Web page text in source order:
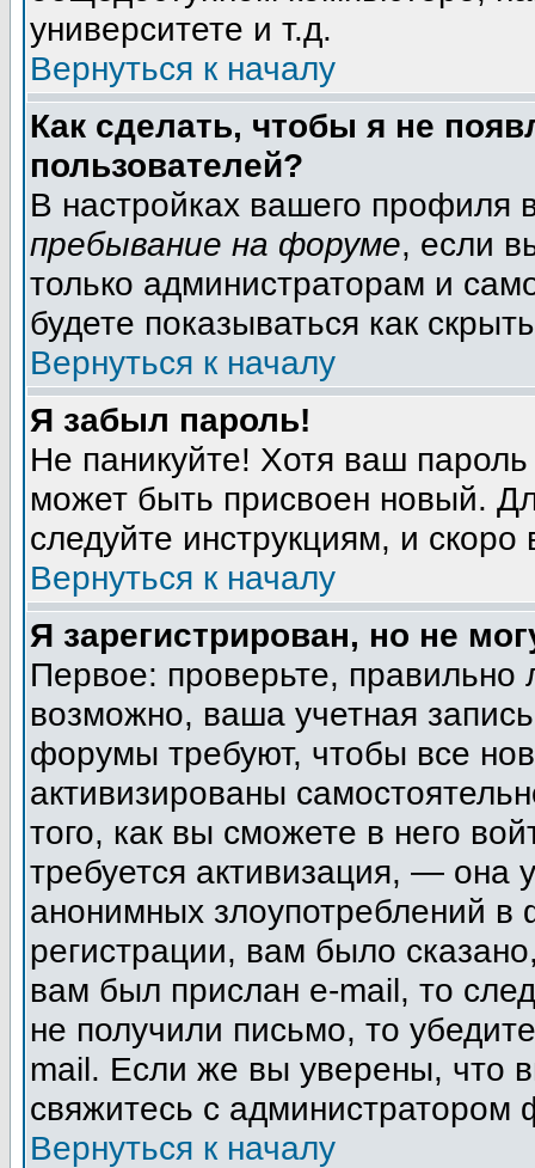
университете и т.д.
Вернуться к началу
Как сделать, чтобы я не
пользователей?
В настройках вашего
пребывание на форуме, если
только администраторам и
будете показываться как
Вернуться к началу
Я забыл пароль!
Не паникуйте! Хотя ваш
может быть присвоен новый.
следуйте инструкциям, и
Вернуться к началу
Я зарегистрирован, но не
Первое: проверьте,
возможно, ваша учетная
форумы требуют, чтобы все
активизированы
того, как вы сможете в него
требуется активизация, — она
анонимных злоупотреблений
регистрации, вам было
вам был прислан e-mail, то
не получили письмо, то
mail. Если же вы уверены, что
свяжитесь с администратором
Вернуться к началу